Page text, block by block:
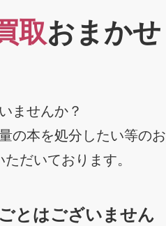
取おまかせ
ませんか？
の本を処分したい等のお
だいております。
とはございません